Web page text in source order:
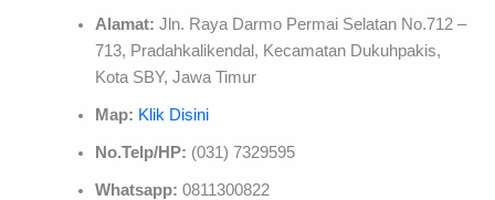
Alamat: Jln. Raya Darmo Permai Selatan No.712 –
713, Pradahkalikendal, Kecamatan Dukuhpakis,
Kota SBY, Jawa Timur
Map: Klik Disini
No.Telp/HP: (031) 7329595
Whatsapp: 0811300822